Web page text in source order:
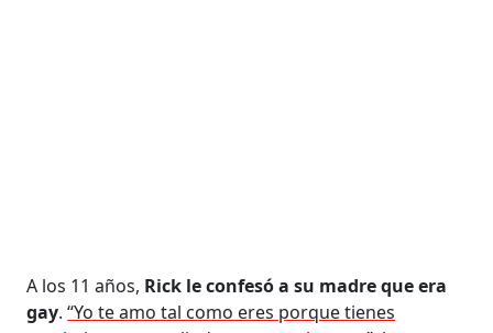
A los 11 años, Rick le confesó a su madre que era
gay.“Yo te amo tal como eres porque tienes